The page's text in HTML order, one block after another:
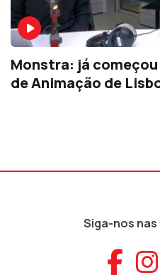
Monstra: já começou
de Animação de
Siga-nos